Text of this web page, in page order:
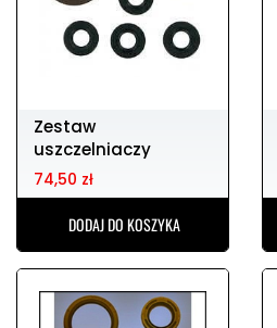
Zestaw
uszczelniaczy
silnikowych yzf
400/426 98-02
74,50 zł
DODAJ DO KOSZYKA